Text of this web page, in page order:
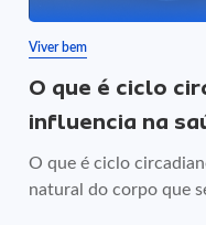
Viver bem
O que é ciclo
influencia na
O que é ciclo
natural do corpo que